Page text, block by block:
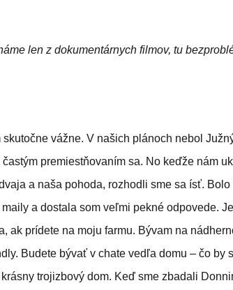
len z dokumentárnych filmov, tu
vážne. V našich plánoch nebol
premiestňovaním sa. No keďže nám
a naša pohoda, rozhodli sme sa ísť.
a dostala som veľmi pekné odpovede.
ak prídete na moju farmu. Bývam na
Budete bývať v chate vedľa domu – čo by
trojizbový dom. Keď sme zbadali